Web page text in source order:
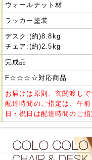
ウォールナット材
ラッカー塗装
デスク:(約)8.8kg
チェア:(約)2.5kg
完成品
F☆☆☆☆対応商品
お届けは原則、玄関渡し
配達時間のご指定は、午
日・祝日は配達時間のご